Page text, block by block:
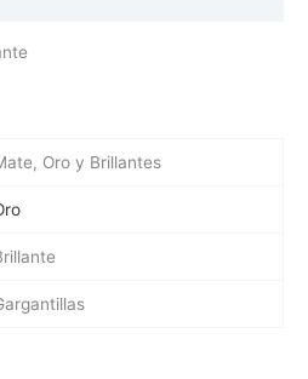
Oro y Brillantes